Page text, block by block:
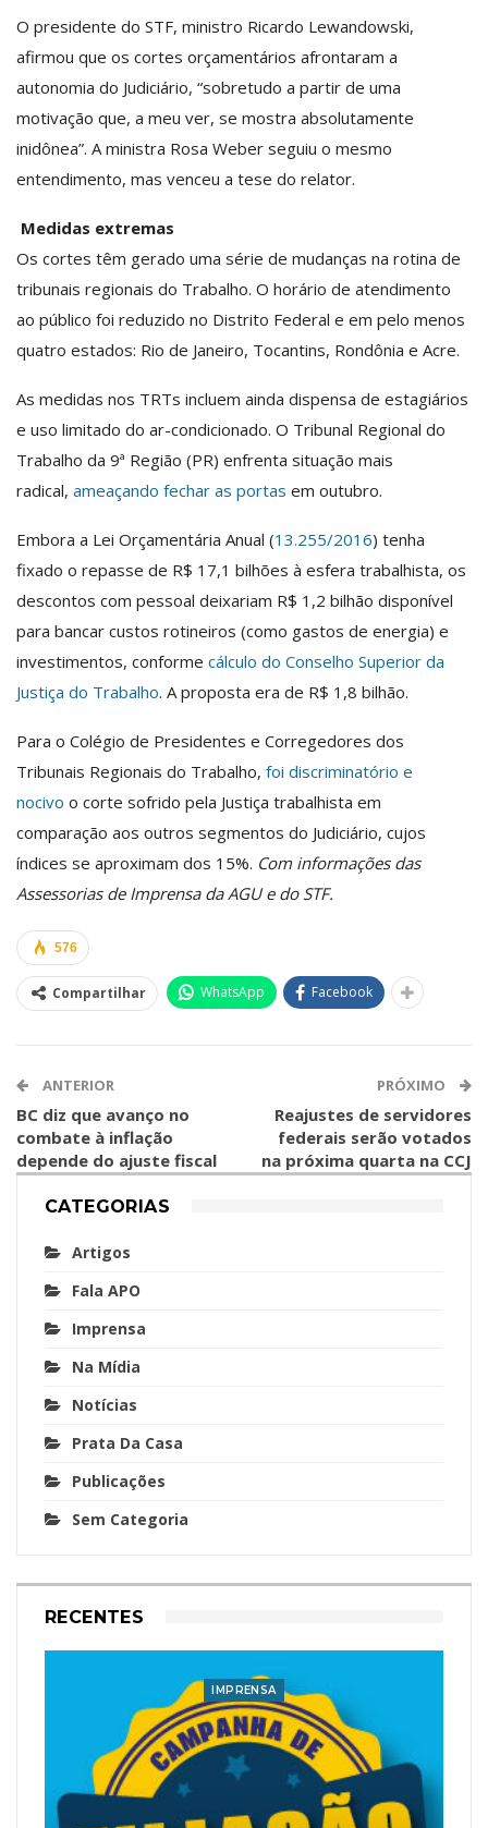
O presidente do STF, ministro Ricardo Lewandowski,
afirmou que os cortes orçamentários afrontaram a
autonomia do Judiciário, “sobretudo a partir de uma
motivação que, a meu ver, se mostra absolutamente
inidônea”. A ministra Rosa Weber seguiu o mesmo
entendimento, mas venceu a tese do relator.
Medidas extremas
Os cortes têm gerado uma série de mudanças na rotina de
tribunais regionais do Trabalho. O horário de atendimento
ao público foi reduzido no Distrito Federal e em pelo menos
quatro estados: Rio de Janeiro, Tocantins, Rondônia e Acre.
As medidas nos TRTs incluem ainda dispensa de estagiários
e uso limitado do ar-condicionado. O Tribunal Regional do
Trabalho da 9ª Região (PR) enfrenta situação mais
radical, ameaçando fechar as portas em outubro.
Embora a Lei Orçamentária Anual (13.255/2016) tenha
fixado o repasse de R$ 17,1 bilhões à esfera trabalhista, os
descontos com pessoal deixariam R$ 1,2 bilhão disponível
para bancar custos rotineiros (como gastos de energia) e
investimentos, conforme cálculo do Conselho Superior da
Justiça do Trabalho. A proposta era de R$ 1,8 bilhão.
Para o Colégio de Presidentes e Corregedores dos
Tribunais Regionais do Trabalho, foi discriminatório e
nocivo o corte sofrido pela Justiça trabalhista em
comparação aos outros segmentos do Judiciário, cujos
índices se aproximam dos 15%. Com informações das
Assessorias de Imprensa da AGU e do STF.
576
Compartilhar WhatsApp Facebook
ANTERIOR
BC diz que avanço no
combate à inflação
depende do ajuste fiscal
PRÓXIMO
Reajustes de servidores
federais serão votados
na próxima quarta na CCJ
CATEGORIAS
Artigos
Fala APO
Imprensa
Na Mídia
Notícias
Prata Da Casa
Publicações
Sem Categoria
RECENTES
IMPRENSA